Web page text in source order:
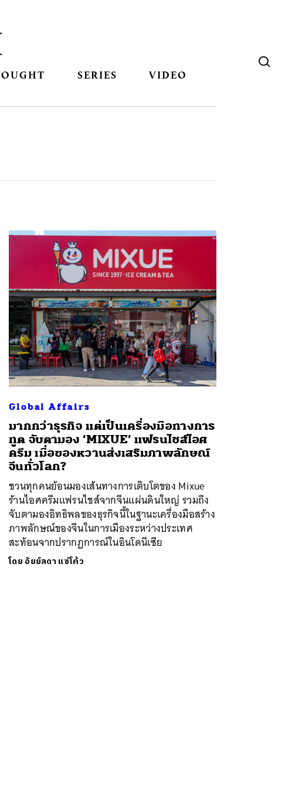
SERIES VIDEO
Global Affairs
มากกว่าธุรกิจ แต่เป็นเครื่องมือทางการ
ทูต จับตามอง ‘MIXUE’ แฟรนไชส์ไอศ
ครีม เมื่อของหวานส่งเสริมภาพลักษณ์
จีนทั่วโลก?
ชวนทุกคนย้อนมองเส้นทางการเติบโตของ Mixue
ร้านไอศครีมแฟรนไชส์จากจีนแผ่นดินใหญ่ รวมถึง
จับตามองอิทธิพลของธุรกิจนี้ในฐานะเครื่องมือสร้าง
ภาพลักษณ์ของจีนในการเมืองระหว่างประเทศ
สะท้อนจากปรากฏการณ์ในอินโดนีเซีย
โดย อัยย์ลดา แซ่โค้ว